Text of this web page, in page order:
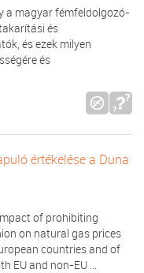
a magyar fémfeldolgozó-
és
és ezek milyen
és
értékelése a Duna
of prohibiting
on natural gas prices
countries and of
EU and non-EU ...